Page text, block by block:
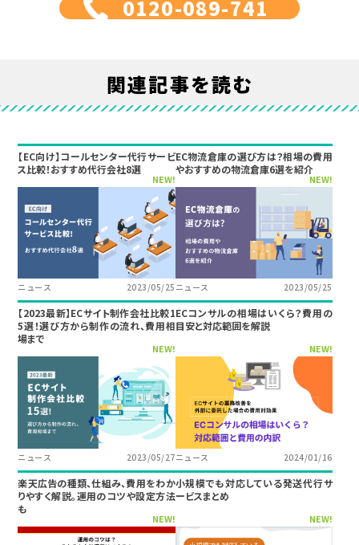
0120-089-741
関連記事を読む
【EC向け】コールセンター代行サービ
ス比較！おすすめ代行会社8選
NEW!
ニュース 2023/05/25
EC物流倉庫の選び方は？相場の費用
やおすすめの物流倉庫6選を紹介
NEW!
ニュース 2023/05/25
【2023最新】ECサイト制作会社比較1
5選！選び方から制作の流れ、費用相
場まで
NEW!
ニュース 2023/05/27
ECコンサルの相場はいくら？費用の
目安と対応範囲を解説
NEW!
ニュース 2024/01/16
楽天広告の種類、仕組み、費用をわか
りやすく解説。運用のコツや設定方法
も
NEW!
小規模でも対応している発送代行サ
ービスまとめ
NEW!